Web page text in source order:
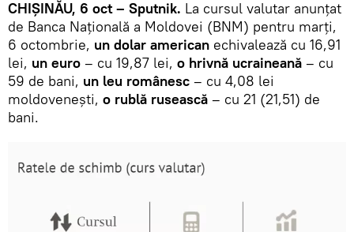
CHIȘINĂU, 6 oct – Sputnik. La cursul valutar anunțat
de Banca Națională a Moldovei (BNM) pentru marți,
6 octombrie, un dolar american echivalează cu 16,91
lei, un euro – cu 19,87 lei, o hrivnă ucraineană – cu
59 de bani, un leu românesc – cu 4,08 lei
moldovenești, o rublă rusească – cu 21 (21,51) de
bani.